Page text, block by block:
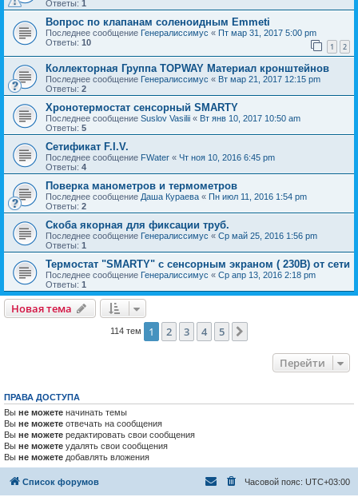
Ответы: 1
Вопрос по клапанам соленоидным Emmeti
Последнее сообщение Генералиссимус « Пт мар 31, 2017 5:00 pm
Ответы: 10 1 2
Коллекторная Группа TOPWAY Материал кронштейнов
Последнее сообщение Генералиссимус « Вт мар 21, 2017 12:15 pm
Ответы: 2
Хронотермостат сенсорный SMARTY
Последнее сообщение Suslov Vasilii « Вт янв 10, 2017 10:50 am
Ответы: 5
Сетификат F.I.V.
Последнее сообщение FWater « Чт ноя 10, 2016 6:45 pm
Ответы: 4
Поверка манометров и термометров
Последнее сообщение Даша Кураева « Пн июл 11, 2016 1:54 pm
Ответы: 2
Скоба якорная для фиксации труб.
Последнее сообщение Генералиссимус « Ср май 25, 2016 1:56 pm
Ответы: 1
Термостат "SMARTY" с сенсорным экраном ( 230В) от сети
Последнее сообщение Генералиссимус « Ср апр 13, 2016 2:18 pm
Ответы: 1
Новая тема
114 тем 1 2 3 4 5
Перейти
ПРАВА ДОСТУПА
Вы не можете начинать темы
Вы не можете отвечать на сообщения
Вы не можете редактировать свои сообщения
Вы не можете удалять свои сообщения
Вы не можете добавлять вложения
Список форумов Часовой пояс: UTC+03:00